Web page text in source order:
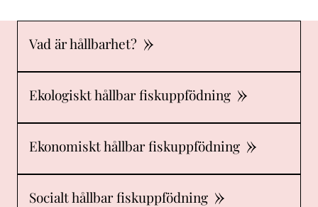
Vad är hållbarhet?
Ekologiskt hållbar fiskuppfödning
Ekonomiskt hållbar fiskuppfödning
Socialt hållbar fiskuppfödning